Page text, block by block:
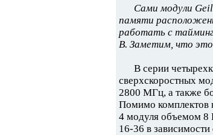
Сами модули
памяти
работать с
В. Заметим, что
В серии
сверхскоростных
2800 МГц, а также
Помимо комплектов
4 модуля объемом 8
16-36 в зависимости